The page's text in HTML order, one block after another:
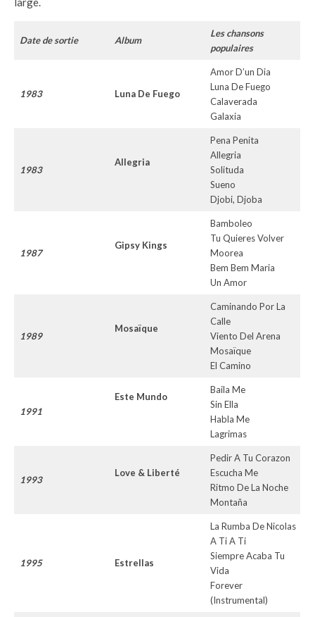
Date de sortie Album
Les chansons
populaires
1983 Luna De Fuego
Amor D’un Dia
Luna De Fuego
Calaverada
Galaxia
1983
Allegria
Pena Penita
Allegria
Solituda
Sueno
Djobi, Djoba
1987
Gipsy Kings
Bamboleo
Tu Quieres Volver
Moorea
Bem Bem Maria
Un Amor
1989
Mosaïque
Caminando Por La
Calle
Viento Del Arena
Mosaïque
El Camino
1991
Este Mundo
Baila Me
Sin Ella
Habla Me
Lagrimas
1993
Love & Liberté
Pedir A Tu Corazon
Escucha Me
Ritmo De La Noche
Montaña
1995 Estrellas
La Rumba De Nicolas
A Ti A Ti
Siempre Acaba Tu
Vida
Forever
(Instrumental)